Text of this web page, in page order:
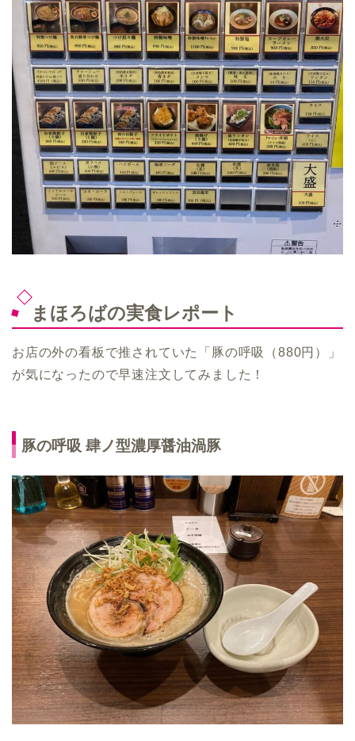
まほろばの実食レポート
お店の外の看板で推されていた「豚の呼吸（880円）」
が気になったので早速注文してみました！
豚の呼吸 肆ノ型濃厚醤油渦豚